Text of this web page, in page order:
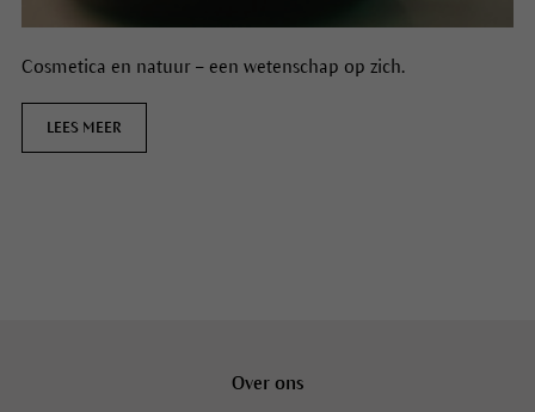
Cosmetica en natuur – een wetenschap op zich.
LEES MEER
Over ons